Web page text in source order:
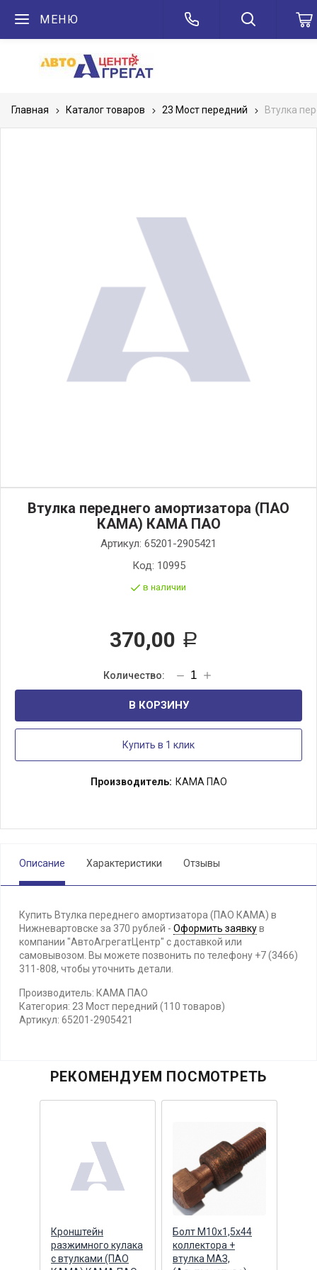
МЕНЮ
Главная Каталог товаров 23 Мост передний Втулка
Втулка переднего амортизатора (ПАО
КАМА) КАМА ПАО
Артикул: 65201-2905421
Код: 10995
в наличии
370,00 Р
В КОРЗИНУ
Купить в 1 клик
Производитель: КАМА ПАО
Описание Характеристики Отзывы
Купить Втулка переднего амортизатора (ПАО КАМА) в
Нижневартовске за 370 рублей - Оформить заявкув
компании "АвтоАгрегатЦентр" с доставкой или
самовывозом. Вы можете позвонить по телефону +7 (3466)
311-808, чтобы уточнить детали.
Производитель: КАМА ПАО
Категория: 23 Мост передний (110 товаров)
Артикул: 65201-2905421
РЕКОМЕНДУЕМ ПОСМОТРЕТЬ
Кронштейн
разжимного кулака
с втулками (ПАО
Болт М10х1,5х44
коллектора +
втулка МАЗ,